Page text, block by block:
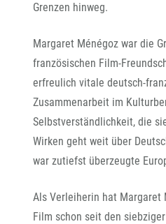
Grenzen hinweg.
Margaret Ménégoz war die
französischen Film-
erfreulich vitale deutsch-
Zusammenarbeit im
Selbstverständlichkeit, die
Wirken geht weit über
war zutiefst überzeugte
Als Verleiherin hat Margaret
Film schon seit den